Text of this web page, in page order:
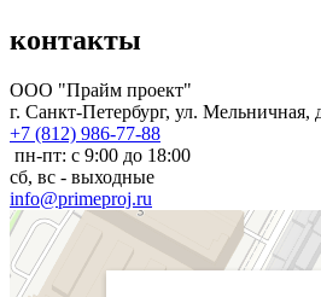
контакты
ООО "Прайм проект"
г. Санкт-Петербург, ул. Мельничная,
+7 (812) 986-77-88
пн-пт: с 9:00 до 18:00
сб, вс - выходные
info@primeproj.ru